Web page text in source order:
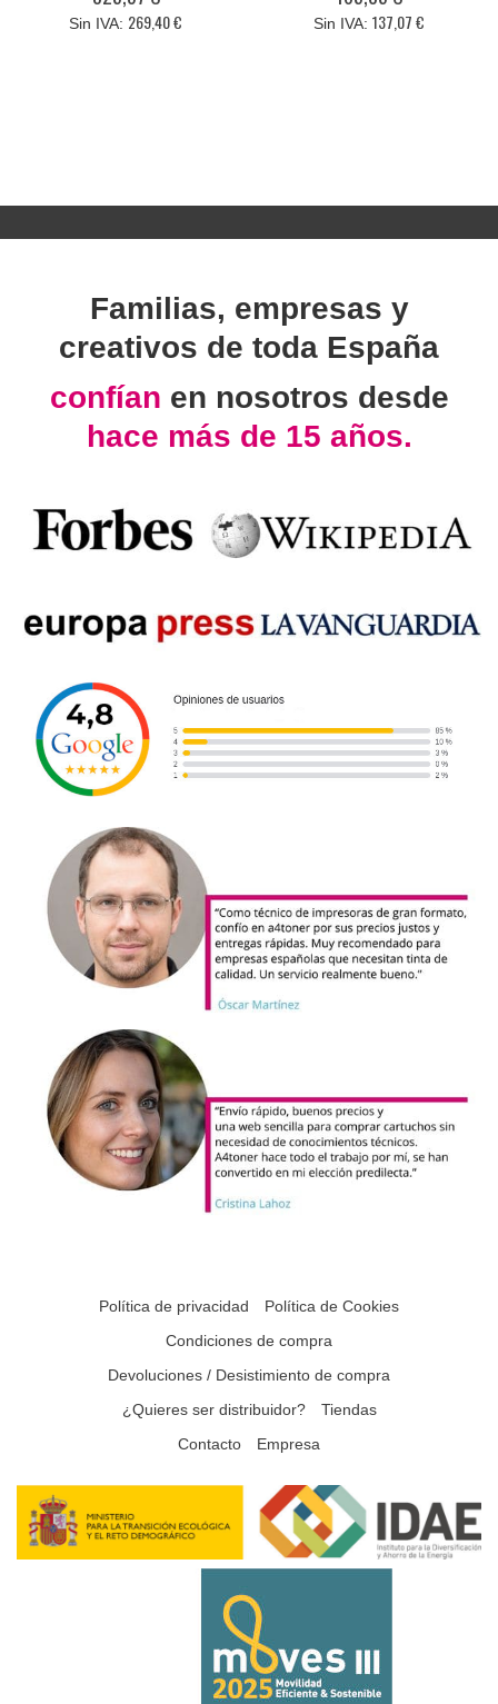
269,40 € 137,07 €
Familias, empresas y
creativos de toda España
confían en nosotros desde
hace más de 15 años.
Política de privacidad
Política de Cookies
Condiciones de compra
Devoluciones / Desistimiento de compra
¿Quieres ser distribuidor?
Tiendas
Contacto
Empresa